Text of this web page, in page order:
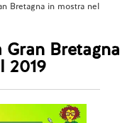
Bretagna in mostra nel
Bretagna
2019